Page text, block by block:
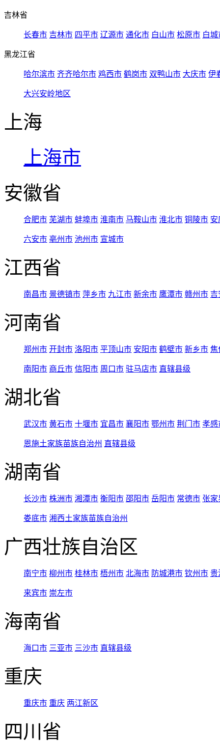
吉林省
长春市 吉林市 四平市 辽源市 通化市 白山市 松原市 白城
黑龙江省
哈尔滨市 齐齐哈尔市 鸡西市 鹤岗市 双鸭山市 大庆市 伊
大兴安岭地区
上海
上海市
安徽省
合肥市 芜湖市 蚌埠市 淮南市 马鞍山市 淮北市 铜陵市 安
六安市 亳州市 池州市 宣城市
江西省
南昌市 景德镇市 萍乡市 九江市 新余市 鹰潭市 赣州市 吉
河南省
郑州市 开封市 洛阳市 平顶山市 安阳市 鹤壁市 新乡市 焦
南阳市 商丘市 信阳市 周口市 驻马店市 直辖县级
湖北省
武汉市 黄石市 十堰市 宜昌市 襄阳市 鄂州市 荆门市 孝感
恩施土家族苗族自治州 直辖县级
湖南省
长沙市 株洲市 湘潭市 衡阳市 邵阳市 岳阳市 常德市 张家
娄底市 湘西土家族苗族自治州
广西壮族自治区
南宁市 柳州市 桂林市 梧州市 北海市 防城港市 钦州市 贵
来宾市 崇左市
海南省
海口市 三亚市 三沙市 直辖县级
重庆
重庆市 重庆 两江新区
四川省